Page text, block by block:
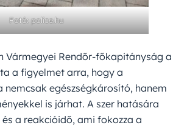
Fotó: police.hu
Vármegyei Rendőr-főkapitányság a
a figyelmet arra, hogy a
nemcsak egészségkárosító, hanem
is járhat. A szer hatására
a reakcióidő, ami fokozza a